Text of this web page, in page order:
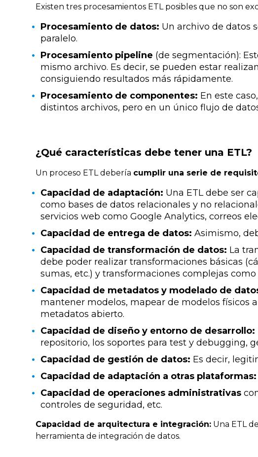
Existen tres procesamientos ETL posibles que no son
Procesamiento de datos: Un archivo de datos
paralelo.
Procesamiento pipeline (de segmentación):
mismo archivo. Es decir, se pueden estar
consiguiendo resultados más rápidamente.
Procesamiento de componentes: En este
distintos archivos, pero en un único flujo de
¿Qué características debe tener una ETL?
Un proceso ETL debería cumplir una serie de
Capacidad de adaptación: Una ETL debe ser
como bases de datos relacionales y no
servicios web como Google Analytics, correos
Capacidad de entrega de datos: Asimismo,
Capacidad de transformación de datos: La
debe poder realizar transformaciones básicas
sumas, etc.) y transformaciones complejas
Capacidad de metadatos y modelado de
mantener modelos, mapear de modelos físicos
metadatos abierto.
Capacidad de diseño y entorno de desarrollo:
repositorio, los soportes para test y debugging,
Capacidad de gestión de datos: Es decir,
Capacidad de adaptación a otras plataformas:
Capacidad de operaciones administrativas
controles de seguridad, etc.
Capacidad de arquitectura e integración: Una ETL
herramienta de integración de datos.